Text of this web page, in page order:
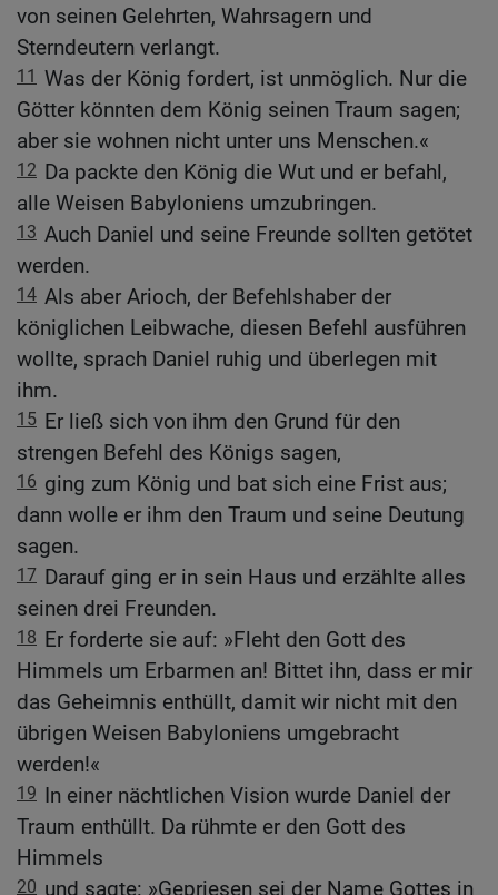
von seinen Gelehrten, Wahrsagern und
Sterndeutern verlangt.
11 Was der König fordert, ist unmöglich. Nur die
Götter könnten dem König seinen Traum sagen;
aber sie wohnen nicht unter uns Menschen.«
12 Da packte den König die Wut und er befahl,
alle Weisen Babyloniens umzubringen.
13 Auch Daniel und seine Freunde sollten getötet
werden.
14 Als aber Arioch, der Befehlshaber der
königlichen Leibwache, diesen Befehl ausführen
wollte, sprach Daniel ruhig und überlegen mit
ihm.
15 Er ließ sich von ihm den Grund für den
strengen Befehl des Königs sagen,
16 ging zum König und bat sich eine Frist aus;
dann wolle er ihm den Traum und seine Deutung
sagen.
17 Darauf ging er in sein Haus und erzählte alles
seinen drei Freunden.
18 Er forderte sie auf: »Fleht den Gott des
Himmels um Erbarmen an! Bittet ihn, dass er mir
das Geheimnis enthüllt, damit wir nicht mit den
übrigen Weisen Babyloniens umgebracht
werden!«
19 In einer nächtlichen Vision wurde Daniel der
Traum enthüllt. Da rühmte er den Gott des
Himmels
20 und sagte: »Gepriesen sei der Name Gottes in